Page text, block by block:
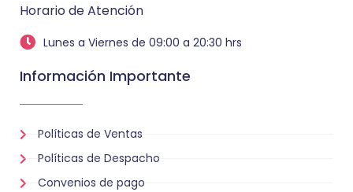
Horario de Atención
Lunes a Viernes de 09:00 a 20:30 hrs
Información Importante
Políticas de Ventas
Políticas de Despacho
Convenios de pago